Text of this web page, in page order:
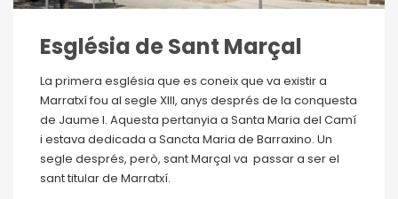
Església de Sant Marçal
La primera església que es coneix que va existir a
Marratxí fou al segle XIII, anys després de la conquesta
de Jaume I. Aquesta pertanyia a Santa Maria del Camí
i estava dedicada a Sancta Maria de Barraxino. Un
segle després, però, sant Marçal va passar a ser el
sant titular de Marratxí.